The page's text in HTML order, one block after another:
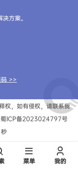
方案。
码 >>
权，如有侵权，请联系我
蜀ICP备2023024797号
菜单 我的